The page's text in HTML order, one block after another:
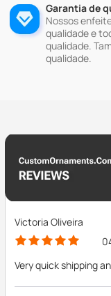
Garantia de
Nossos
qualidade e
qualidade.
qualidade.
Victoria Oliveira
Very quick shipping